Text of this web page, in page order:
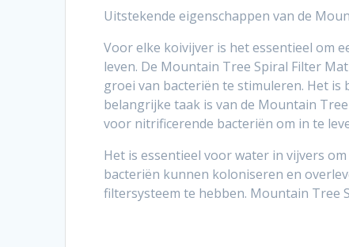
Uitstekende eigenschappen van de
Voor elke koivijver is het essentieel om
leven. De Mountain Tree Spiral Filter
groei van bacteriën te stimuleren. Het
belangrijke taak is van de Mountain
voor nitrificerende bacteriën om in te
Het is essentieel voor water in vijvers
bacteriën kunnen koloniseren en
filtersysteem te hebben. Mountain Tree